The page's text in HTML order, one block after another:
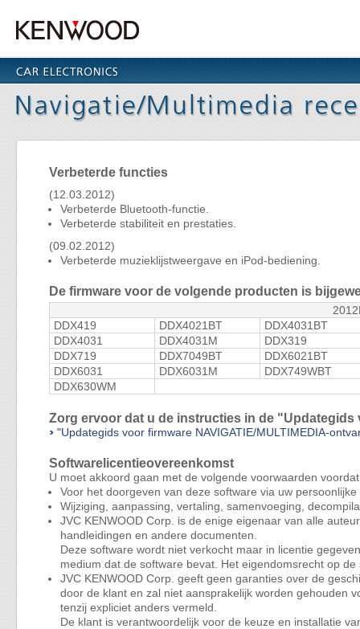
Verbeterde functies
(12.03.2012)
Verbeterde Bluetooth-functie.
Verbeterde stabiliteit en prestaties.
(09.02.2012)
Verbeterde muzieklijstweergave en iPod-bediening.
De firmware voor de volgende producten is
DDX419
DDX4021BT
DDX4031BT
DDX4031
DDX4031M
DDX319
DDX719
DDX7049BT
DDX6021BT
DDX6031
DDX6031M
DDX749WBT
DDX630WM
Zorg ervoor dat u de instructies in de "Updategids
"Updategids voor firmware NAVIGATIE/MULTIMEDIA-
Softwarelicentieovereenkomst
U moet akkoord gaan met de volgende voorwaarden
Voor het doorgeven van deze software via uw
Wijziging, aanpassing, vertaling, samenvoeging,
JVC KENWOOD Corp. is de enige eigenaar van alle
handleidingen en andere documenten.
Deze software wordt niet verkocht maar in licentie
medium dat de software bevat. Het eigendomsrecht op
JVC KENWOOD Corp. geeft geen garanties over de
door de klant en zal niet aansprakelijk worden gehouden
tenzij expliciet anders vermeld.
De klant is verantwoordelijk voor de keuze en installatie